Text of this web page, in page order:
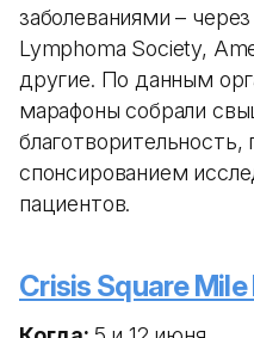
заболеваниями –
Lymphoma Society,
другие. По данным
марафоны собрали
спонсированием
пациентов.
Crisis Square Mile